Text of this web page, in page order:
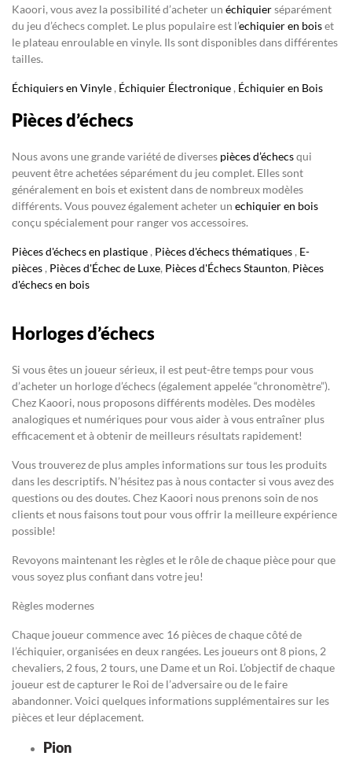
Kaoori, vous avez la possibilité d’acheter un échiquierséparément
du jeu d’échecs complet. Le plus populaire est l’echiquier en boiset
le plateau enroulable en vinyle. Ils sont disponibles dans différentes
tailles.
Échiquiers en Vinyle , Échiquier Électronique , Échiquier en Bois
Pièces d’échecs
Nous avons une grande variété de diverses pièces d’échecsqui
peuvent être achetées séparément du jeu complet. Elles sont
généralement en bois et existent dans de nombreux modèles
différents. Vous pouvez également acheter un echiquier en bois
conçu spécialement pour ranger vos accessoires.
Pièces d'échecs en plastique , Pièces d'échecs thématiques , E-
pièces , Pièces d'Échec de Luxe, Pièces d'Échecs Staunton, Pièces
d'échecs en bois
Horloges d’échecs
Si vous êtes un joueur sérieux, il est peut-être temps pour vous
d’acheter un horloge d’échecs (également appelée “chronomètre”).
Chez Kaoori, nous proposons différents modèles. Des modèles
analogiques et numériques pour vous aider à vous entraîner plus
efficacement et à obtenir de meilleurs résultats rapidement!
Vous trouverez de plus amples informations sur tous les produits
dans les descriptifs. N’hésitez pas à nous contacter si vous avez des
questions ou des doutes. Chez Kaoori nous prenons soin de nos
clients et nous faisons tout pour vous offrir la meilleure expérience
possible!
Revoyons maintenant les règles et le rôle de chaque pièce pour que
vous soyez plus confiant dans votre jeu!
Règles modernes
Chaque joueur commence avec 16 pièces de chaque côté de
l’échiquier, organisées en deux rangées. Les joueurs ont 8 pions, 2
chevaliers, 2 fous, 2 tours, une Dame et un Roi. L’objectif de chaque
joueur est de capturer le Roi de l’adversaire ou de le faire
abandonner. Voici quelques informations supplémentaires sur les
pièces et leur déplacement.
Pion